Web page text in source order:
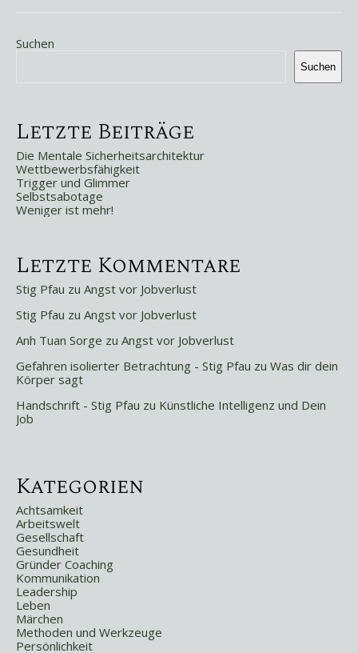
Suchen
Suchen
Letzte Beiträge
Die Mentale Sicherheitsarchitektur
Wettbewerbsfähigkeit
Trigger und Glimmer
Selbstsabotage
Weniger ist mehr!
Letzte Kommentare
Stig Pfau zu Angst vor Jobverlust
Stig Pfau zu Angst vor Jobverlust
Anh Tuan Sorge zu Angst vor Jobverlust
Gefahren isolierter Betrachtung - Stig Pfau zu Was dir dein
Körper sagt
Handschrift - Stig Pfau zu Künstliche Intelligenz und Dein
Job
Kategorien
Achtsamkeit
Arbeitswelt
Gesellschaft
Gesundheit
Gründer Coaching
Kommunikation
Leadership
Leben
Märchen
Methoden und Werkzeuge
Persönlichkeit